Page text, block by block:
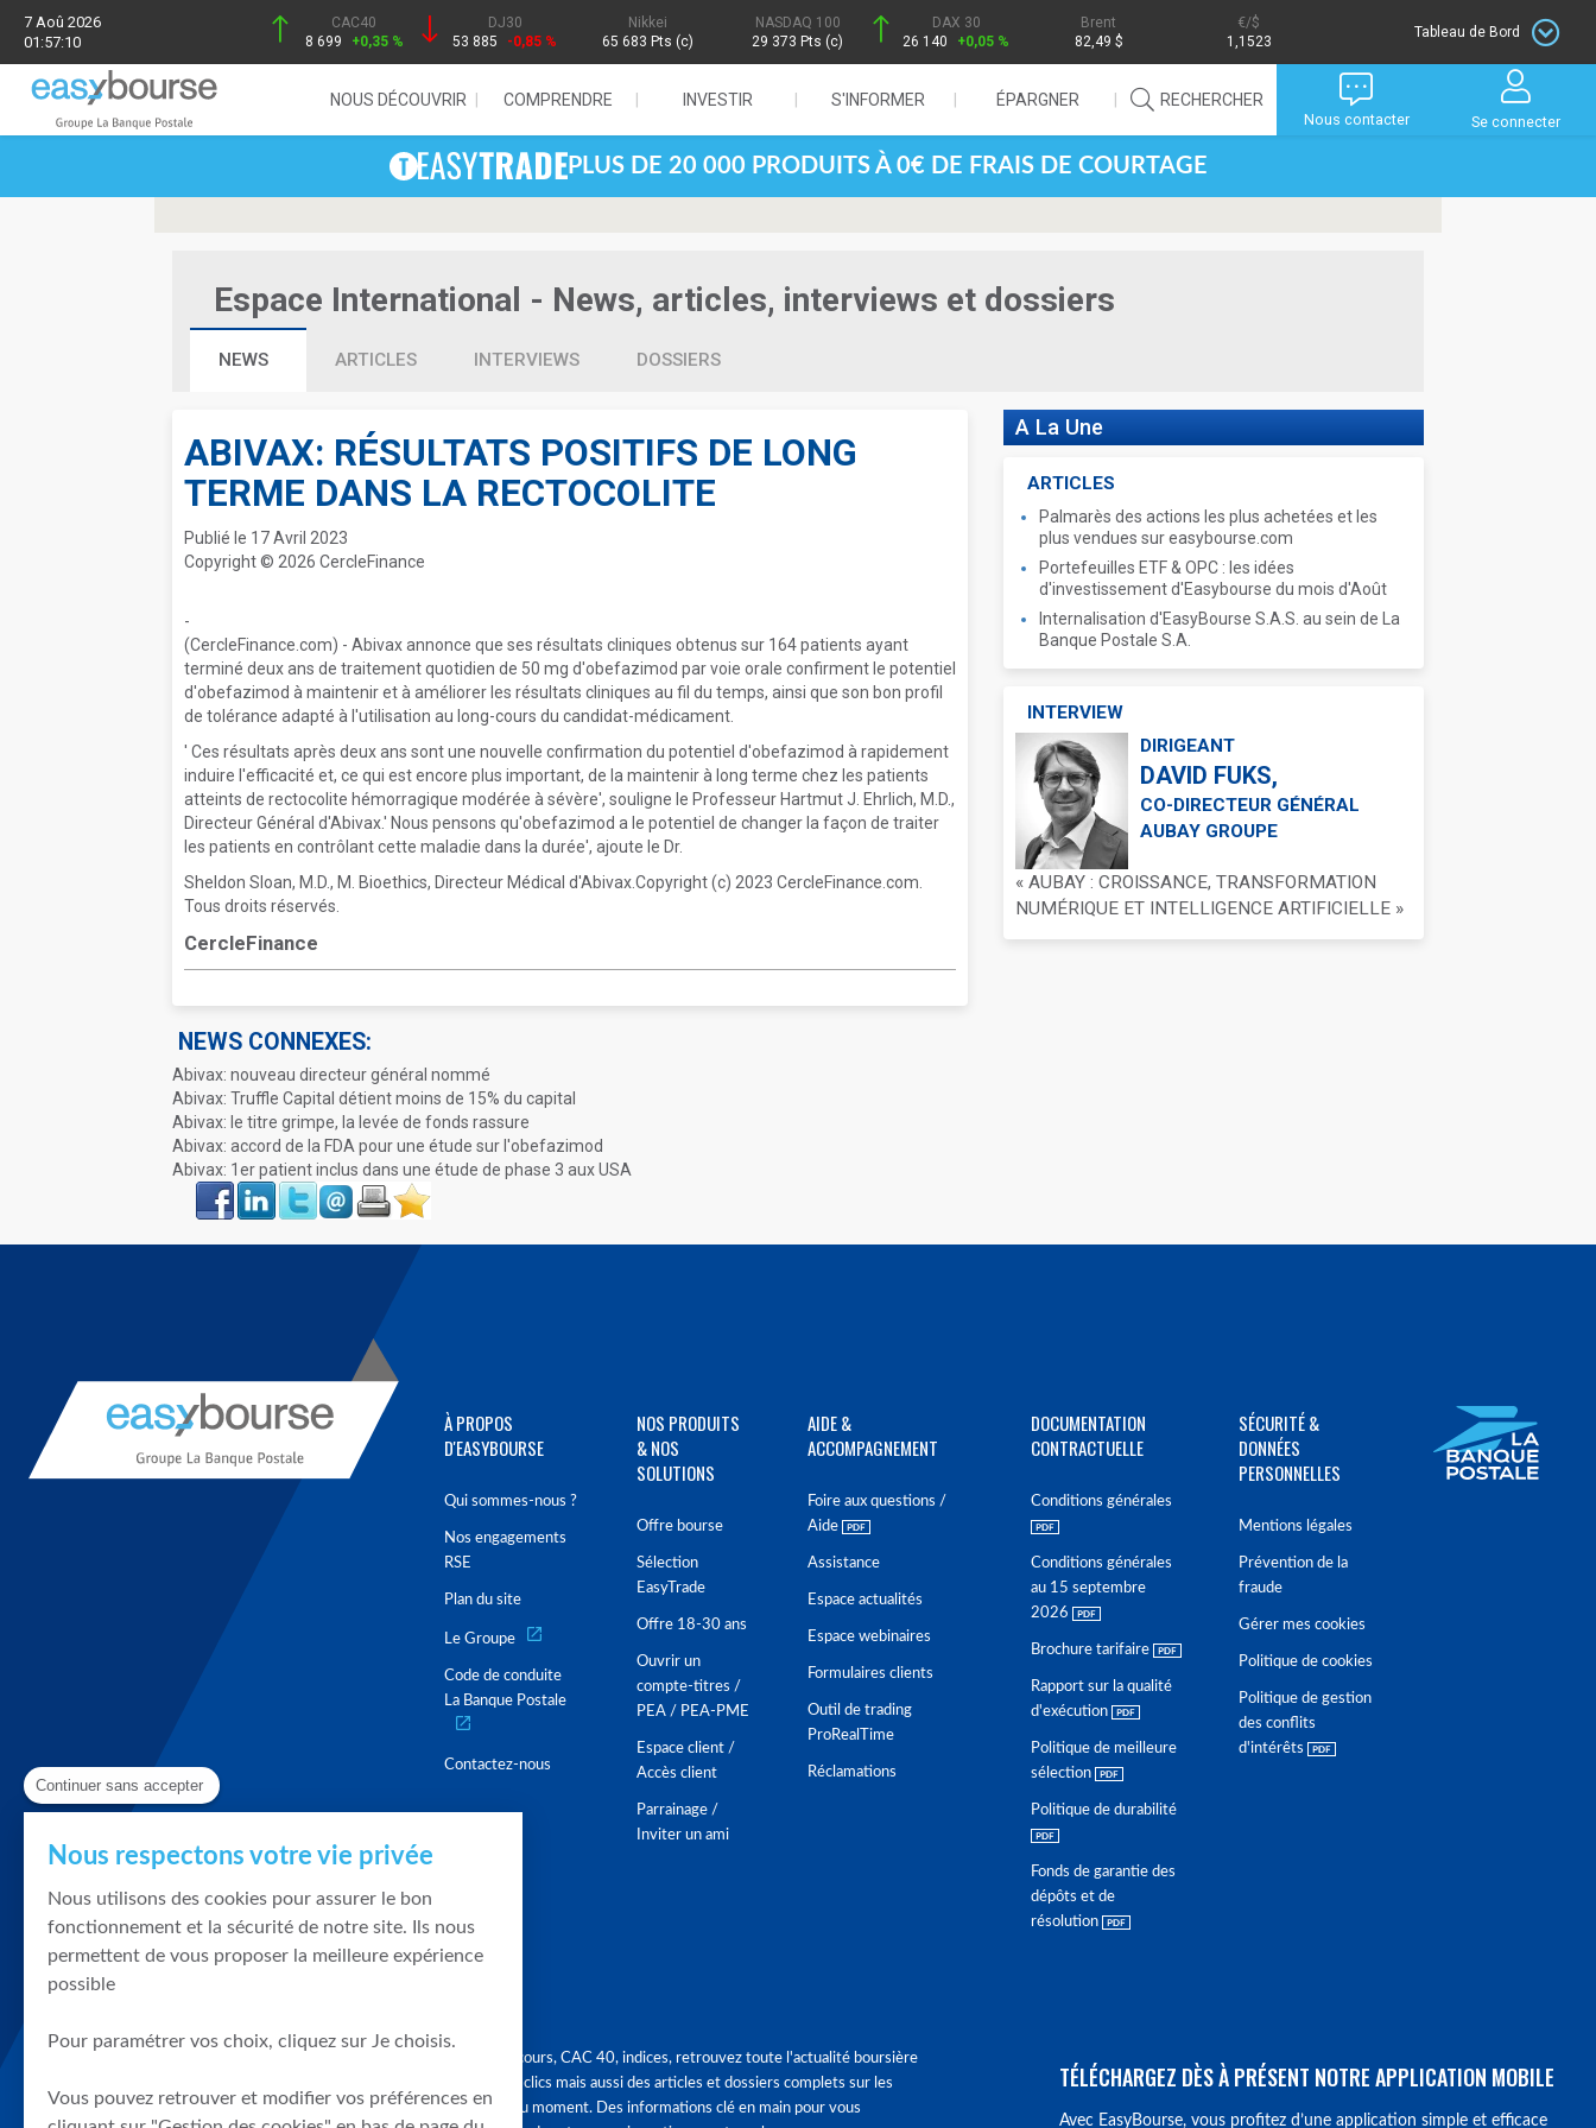
7 Aoû 2026
01:57:10
CAC40
8 699
+0,35 %
DJ30
53 885
-0,85 %
Nikkei
65 683 Pts (c)
NASDAQ 100
29 373 Pts (c)
DAX 30
26 140
+0,05 %
Brent
82,49 $
/$
1,1523
Tableau de Bord
NOUS DÉCOUVRIR COMPRENDRE INVESTIR S'INFORMER ÉPARGNER RECHERCHER
Nous contacter Se connecter
PLUS DE 20 000 PRODUITS À 0€ DE FRAIS DE COURTAGE
Espace International - News, articles, interviews et dossiers
NEWS ARTICLES INTERVIEWS DOSSIERS
ABIVAX: RÉSULTATS POSITIFS DE LONG
TERME DANS LA RECTOCOLITE
Publié le 17 Avril 2023
Copyright © 2026 CercleFinance
-
(CercleFinance.com) - Abivax annonce que ses résultats cliniques obtenus sur 164 patients ayant
terminé deux ans de traitement quotidien de 50 mg d'obefazimod par voie orale confirment le potentiel
d'obefazimod à maintenir et à améliorer les résultats cliniques au fil du temps, ainsi que son bon profil
de tolérance adapté à l'utilisation au long-cours du candidat-médicament.
' Ces résultats après deux ans sont une nouvelle confirmation du potentiel d'obefazimod à rapidement
induire l'efficacité et, ce qui est encore plus important, de la maintenir à long terme chez les patients
atteints de rectocolite hémorragique modérée à sévère', souligne le Professeur Hartmut J. Ehrlich, M.D.,
Directeur Général d'Abivax.' Nous pensons qu'obefazimod a le potentiel de changer la façon de traiter
les patients en contrôlant cette maladie dans la durée', ajoute le Dr.
Sheldon Sloan, M.D., M. Bioethics, Directeur Médical d'Abivax.Copyright (c) 2023 CercleFinance.com.
Tous droits réservés.
CercleFinance
NEWS CONNEXES:
Abivax: nouveau directeur général nommé
Abivax: Truffle Capital détient moins de 15% du capital
Abivax: le titre grimpe, la levée de fonds rassure
Abivax: accord de la FDA pour une étude sur l'obefazimod
Abivax: 1er patient inclus dans une étude de phase 3 aux USA
Face
book
LinkIn Twitter Envoyer ImprimerFavoris
A La Une
ARTICLES
Palmarès des actions les plus achetées et les
plus vendues sur easybourse.com
Portefeuilles ETF & OPC : les idées
d'investissement d'Easybourse du mois d'Août
Internalisation d'EasyBourse S.A.S. au sein de La
Banque Postale S.A.
INTERVIEW
DIRIGEANT
DAVID FUKS,
CO-DIRECTEUR GÉNÉRAL
AUBAY GROUPE
« AUBAY : CROISSANCE, TRANSFORMATION
NUMÉRIQUE ET INTELLIGENCE ARTIFICIELLE »
À PROPOS
D'EASYBOURSE
Qui sommes-nous ?
Nos engagements
RSE
Plan du site
Le Groupe
Code de conduite
La Banque Postale
Contactez-nous
NOS PRODUITS
& NOS
SOLUTIONS
Offre bourse
Sélection
EasyTrade
Offre 18-30 ans
Ouvrir un
compte-titres /
PEA / PEA-PME
Espace client /
Accès client
Parrainage /
Inviter un ami
AIDE &
ACCOMPAGNEMENT
Foire aux questions /
Aide
Assistance
Espace actualités
Espace webinaires
Formulaires clients
Outil de trading
ProRealTime
Réclamations
DOCUMENTATION
CONTRACTUELLE
Conditions générales
Conditions générales
au 15 septembre
2026
Brochure tarifaire
Rapport sur la qualité
d'exécution
Politique de meilleure
sélection
Politique de durabilité
Fonds de garantie des
dépôts et de
résolution
SÉCURITÉ &
DONNÉES
PERSONNELLES
Mentions légales
Prévention de la
fraude
Gérer mes cookies
Politique de cookies
Politique de gestion
des conflits
d'intérêts
Graphique, cours, CAC 40, indices, retrouvez toute l'actualité boursière
en quelques clics mais aussi des articles et dossiers complets sur les
tendances du moment. Des informations clé en main pour vous
TÉLÉCHARGEZ DÈS À PRÉSENT NOTRE APPLICATION MOBILE
Avec EasyBourse, vous profitez d’une application simple et efficace
Continuer sans accepter
Nous respectons votre vie privée
Nous utilisons des cookies pour assurer le bon
fonctionnement et la sécurité de notre site. Ils nous
permettent de vous proposer la meilleure expérience
possible
Pour paramétrer vos choix, cliquez sur Je choisis.
Vous pouvez retrouver et modifier vos préférences en